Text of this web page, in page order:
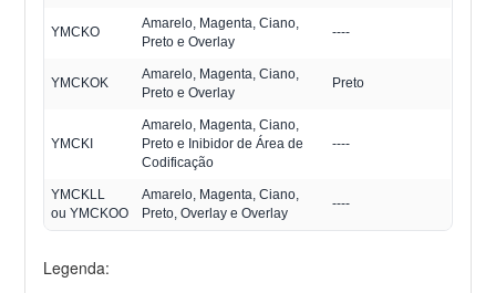
YMCKO
Amarelo, Magenta, Ciano,
Preto e Overlay
----
YMCKOK
Amarelo, Magenta, Ciano,
Preto e Overlay
Preto
YMCKI
Amarelo, Magenta, Ciano,
Preto e Inibidor de Área de
Codificação
----
YMCKLL
ou YMCKOO
Amarelo, Magenta, Ciano,
Preto, Overlay e Overlay
----
Legenda: